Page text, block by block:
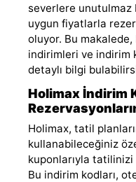
severlere unutulmaz
uygun fiyatlarla
oluyor. Bu
indirimleri ve indirim
detaylı bilgi
Holimax İndirim
Holimax, tatil
kullanabileceğiniz
kuponlarıyla
Bu indirim kodları,